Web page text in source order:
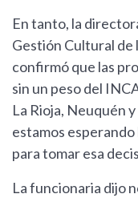
En tanto, la
Gestión Cultural de
confirmó que las
sin un peso del
La Rioja, Neuquén
estamos
para tomar esa
La funcionaria dijo